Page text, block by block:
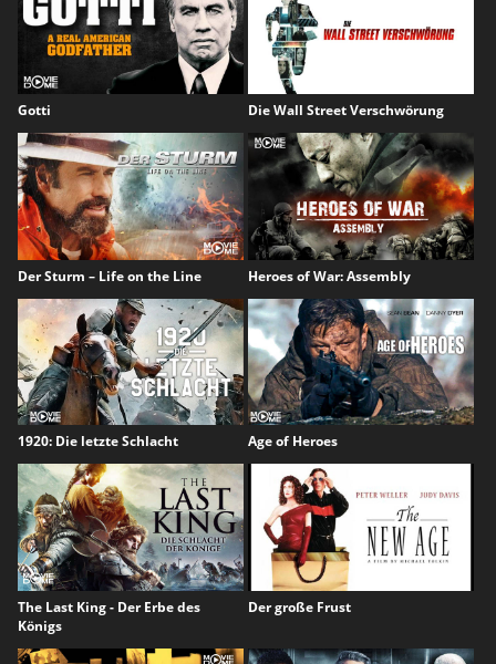
Gotti Die Wall Street Verschwörung
Der Sturm – Life on the Line Heroes of War: Assembly
1920: Die letzte Schlacht Age of Heroes
The Last King - Der Erbe des
Königs
Der große Frust